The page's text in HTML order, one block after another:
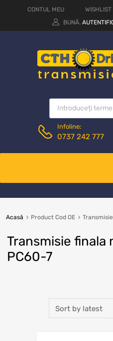
CONTUL MEU WISHLIST
BUNĂ.
Infoline:
0737 242 777
Acasă Product Cod OE
Transmisie finala
PC60-7